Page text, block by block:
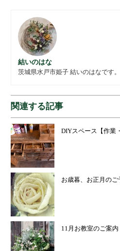
結いのはな
茨城県水戸市姫子 結いのはなです。
関連する記事
DIYスペース【作業
お歳暮、お正月のご
11月お教室のご案内